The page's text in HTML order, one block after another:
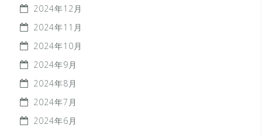
2024年12月
2024年11月
2024年10月
2024年9月
2024年8月
2024年7月
2024年6月